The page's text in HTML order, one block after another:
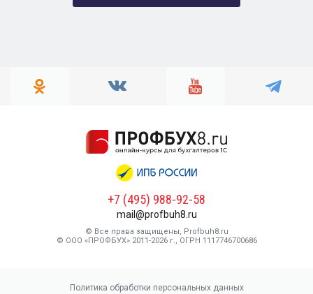
+7 (495) 988-92-58
mail@profbuh8.ru
© Все права защищены, Profbuh8.ru
© ООО «ПРОФБУХ» 2011-2026 г., ОГРН 1117746700686
Политика обработки персональных данных